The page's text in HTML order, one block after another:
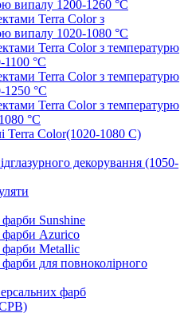
випалу 1200-1260 °С
Terra Color з
випалу 1020-1080 °С
Terra Color з температурю
1100 °С
Terra Color з температурю
1250 °С
Terra Color з температурю
°С
Terra Color(1020-1080 С)
декорування (1050-
фарби Sunshine
фарби Azurico
фарби Metallic
фарби для повноколірного
фарб